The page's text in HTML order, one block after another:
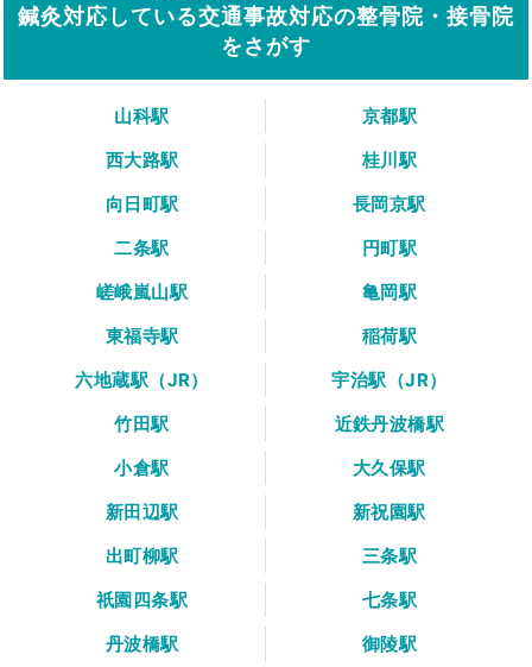
鍼灸対応している交通事故対応の整骨院・接骨院
をさがす
山科駅
京都駅
西大路駅
桂川駅
向日町駅
長岡京駅
二条駅
円町駅
嵯峨嵐山駅
亀岡駅
東福寺駅
稲荷駅
六地蔵駅（JR）
宇治駅（JR）
竹田駅
近鉄丹波橋駅
小倉駅
大久保駅
新田辺駅
新祝園駅
出町柳駅
三条駅
祇園四条駅
七条駅
丹波橋駅
御陵駅